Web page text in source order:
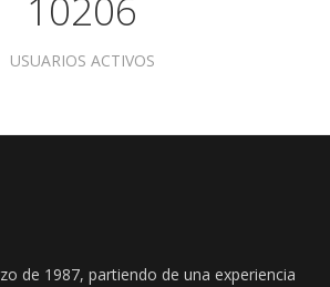
10206
USUARIOS ACTIVOS
de 1987, partiendo de una experiencia